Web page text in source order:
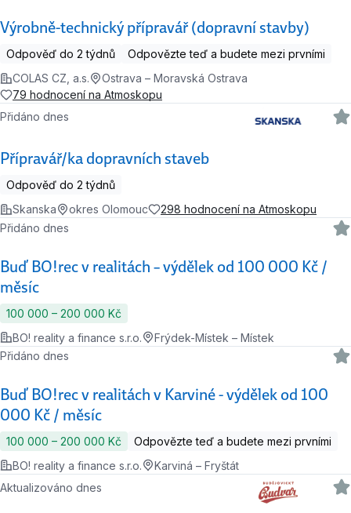
Výrobně-technický přípravář (dopravní stavby)
Odpověď do 2 týdnů
Odpovězte teď a budete mezi prvními
COLAS CZ, a.s.
Ostrava – Moravská Ostrava
79 hodnocení na Atmoskopu
Přípravář/ka dopravních staveb
Přidáno dnes
Odpověď do 2 týdnů
Skanska
okres Olomouc 298 hodnocení na Atmoskopu
Buď BO!rec v realitách – výdělek od 100 000 Kč /
měsíc
Přidáno dnes
100 000 ‍–‍ 200 000 Kč
BO! reality a finance s.r.o.
Frýdek-Místek – Místek
Buď BO!rec v realitách v Karviné - výdělek od 100
000 Kč / měsíc
Přidáno dnes
100 000 ‍–‍ 200 000 Kč
Odpovězte teď a budete mezi prvními
BO! reality a finance s.r.o.
Karviná – Fryštát
Aktualizováno dnes